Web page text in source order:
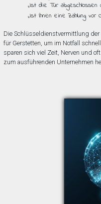
„Ist die Tür abgeschlossen
„Ist Ihnen eine Zahlung vor
Die Schlüsseldienstvermittlung der
für Gerstetten, um im Notfall
sparen sich viel Zeit, Nerven und
zum ausführenden Unternehmen